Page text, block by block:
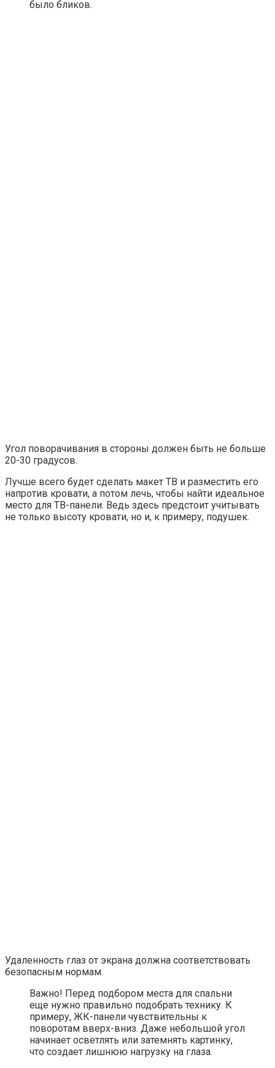
было бликов.
Угол поворачивания в стороны должен быть не больше
20-30 градусов.
Лучше всего будет сделать макет ТВ и разместить его
напротив кровати, а потом лечь, чтобы найти идеальное
место для ТВ-панели. Ведь здесь предстоит учитывать
не только высоту кровати, но и, к примеру, подушек.
Удаленность глаз от экрана должна соответствовать
безопасным нормам.
Важно! Перед подбором места для спальни
еще нужно правильно подобрать технику. К
примеру, ЖК-панели чувствительны к
поворотам вверх-вниз. Даже небольшой угол
начинает осветлять или затемнять картинку,
что создает лишнюю нагрузку на глаза.